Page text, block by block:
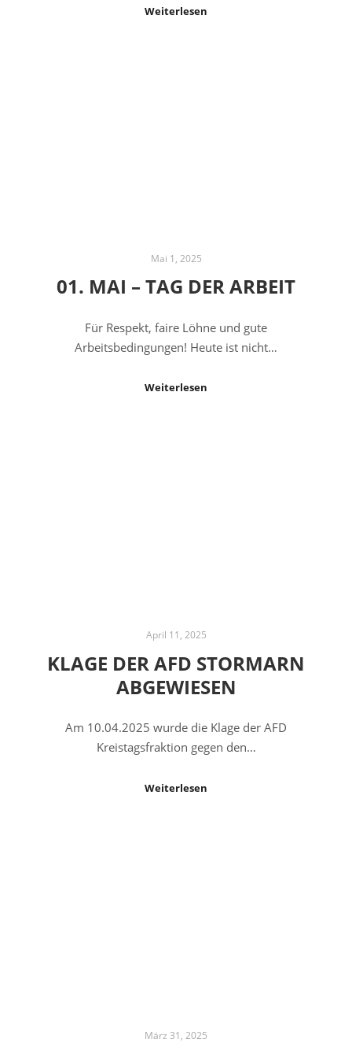
Weiterlesen
Mai 1, 2025
01. MAI – TAG DER ARBEIT
Für Respekt, faire Löhne und gute
Arbeitsbedingungen! Heute ist nicht…
Weiterlesen
April 11, 2025
KLAGE DER AFD STORMARN
ABGEWIESEN
Am 10.04.2025 wurde die Klage der AFD
Kreistagsfraktion gegen den…
Weiterlesen
März 31, 2025